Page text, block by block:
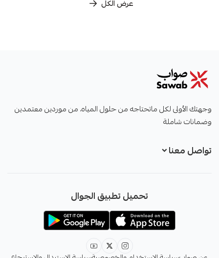
عرض الكل
وجهتك الأولى لكل ماتحتاجه من حلول المياه، من موردين معتمدين
وضمانات شاملة
تواصل معنا
info@sawab.app
تحميل تطبيق الجوال